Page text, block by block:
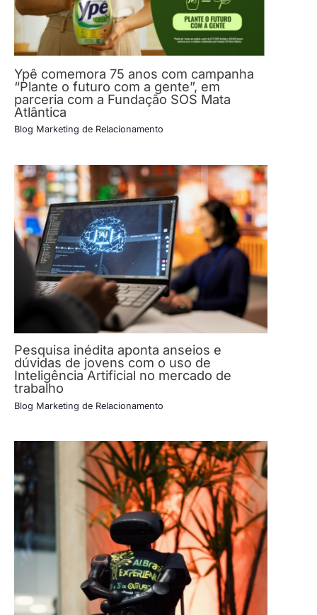
Ypê comemora 75 anos com campanha
“Plante o futuro com a gente”, em
parceria com a Fundação SOS Mata
Atlântica
Blog Marketing de Relacionamento
Pesquisa inédita aponta anseios e
dúvidas de jovens com o uso de
Inteligência Artificial no mercado de
trabalho
Blog Marketing de Relacionamento